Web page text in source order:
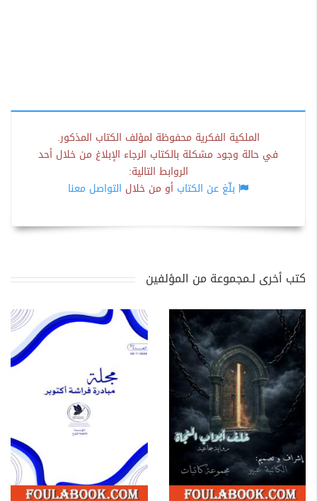
الملكية الفكرية محفوظة لمؤلف الكتاب المذكور.
في حالة وجود مشكلة بالكتاب الرجاء الإبلاغ من خلال أحد
الروابط التالية:
بلّغ عن الكتاب أو من خلال التواصل معنا
كتب أخرى لـمجموعة من المؤلفين